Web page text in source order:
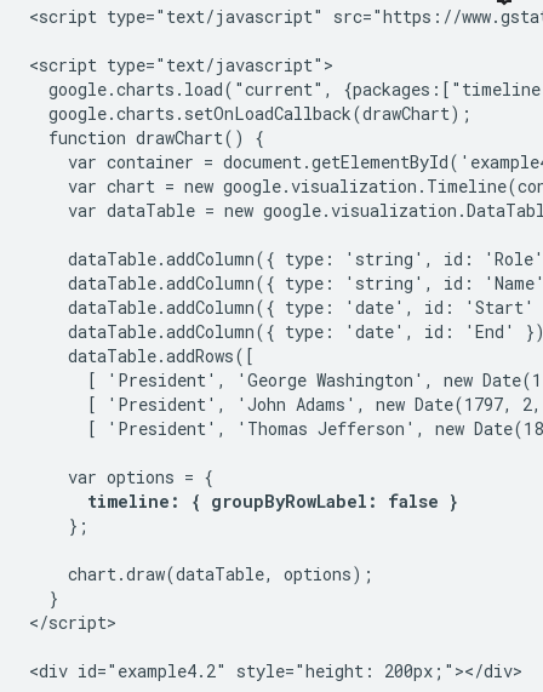
<script type="text/javascript" src="https://
<script type="text/javascript">
google.charts.load("current",
  google.charts.setOnLoadCallback(drawChart);
  function drawChart() {
var container =
var chart = new
var dataTable = new
dataTable.addColumn({ type: 'string', id:
dataTable.addColumn({ type: 'string', id:
dataTable.addColumn({ type: 'date', id: 'Start'
dataTable.addColumn({ type: 'date', id: 'End'
    dataTable.addRows([
[ 'President', 'George Washington', new
[ 'President', 'John Adams', new Date(1797,
[ 'President', 'Thomas Jefferson', new
    var options = {
timeline: { groupByRowLabel: false }
    };
    chart.draw(dataTable, options);
  }
</script>